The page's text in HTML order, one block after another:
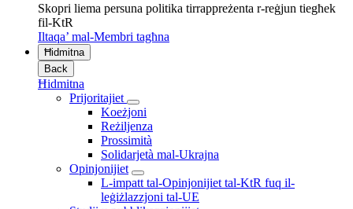
Skopri liema persuna politika tirrappreżenta r-reġjun tiegħek
fil-KtR
Iltaqa’ mal-Membri tagħna
Ħidmitna
Back
Ħidmitna
Prijoritajiet
Koeżjoni
Reżiljenza
Prossimità
Solidarjetà mal-Ukrajna
Opinjonijiet
L-impatt tal-Opinjonijiet tal-KtR fuq il-
leġiżlazzjoni tal-UE